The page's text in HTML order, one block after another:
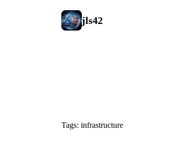
jls42
Tags: infrastructure